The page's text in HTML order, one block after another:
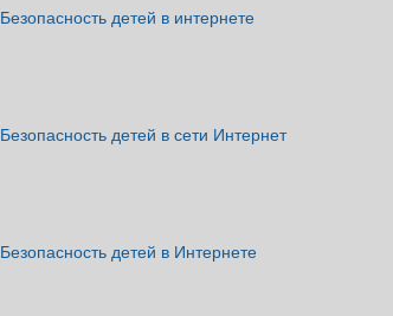
Безопасность детей в интернете
Безопасность детей в сети Интернет
Безопасность детей в Интернете